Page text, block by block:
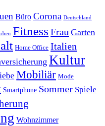
Büro Corona Deutschland
Fitness Frau Garten
Home Office Italien
Kultur
Mobiliär Mode
Smartphone Sommer Spiele
Wohnzimmer